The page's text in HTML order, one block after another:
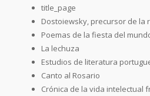
title_page
Dostoiewsky, precursor de la
Poemas de la fiesta del
La lechuza
Estudios de literatura
Canto al Rosario
Crónica de la vida intelectual